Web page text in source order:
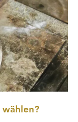
wählen?